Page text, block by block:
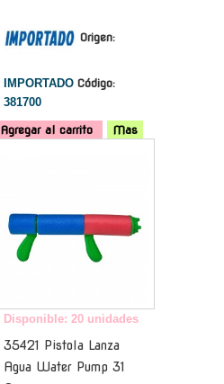
Origen:
IMPORTADO Código:
381700
Agregar al carrito
Mas
Disponible: 20 unidades
35421 Pistola Lanza
Agua Water Pump 31